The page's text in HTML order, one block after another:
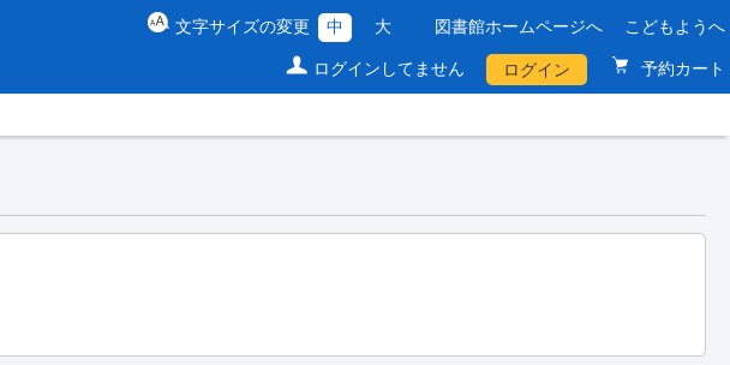
文字サイズの変更 中 大 図書館ホームページへ こどもようへ
ログインしてません ログイン 予約カート